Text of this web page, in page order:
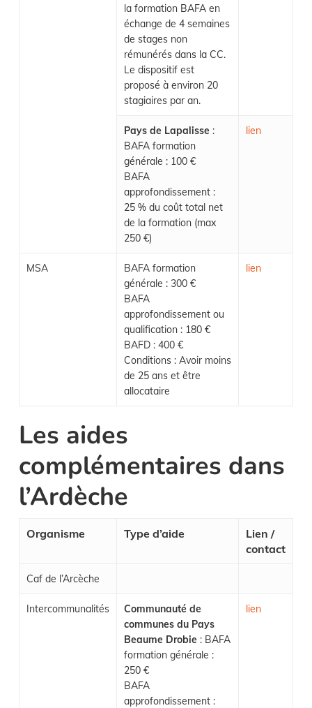
la formation BAFA en
échange de 4 semaines
de stages non
rémunérés dans la CC.
Le dispositif est
proposé à environ 20
stagiaires par an.
Pays de Lapalisse :
BAFA formation
générale : 100 €
BAFA
approfondissement :
25 % du coût total net
de la formation (max
250 €)
lien
MSA
BAFA formation
générale : 300 €
BAFA
approfondissement ou
qualification : 180 €
BAFD : 400 €
Conditions : Avoir moins
de 25 ans et être
allocataire
lien
Les aides
complémentaires dans
l’Ardèche
Organisme Type d’aide
Lien /
contact
Caf de l’Arcèche
Intercommunalités
Communauté de
communes du Pays
Beaume Drobie : BAFA
formation générale :
250 €
BAFA
approfondissement :
lien